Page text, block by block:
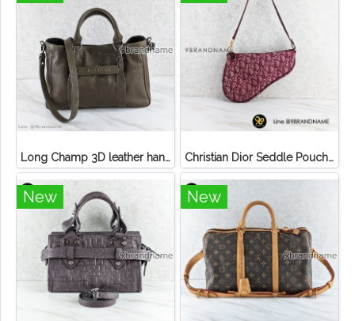
Long Champ 3D leather handbag Christian Dior Seddle Pouch Accessory Hand Bag
New New